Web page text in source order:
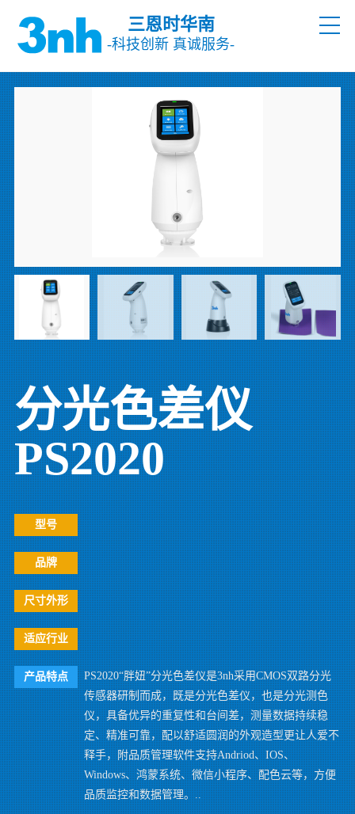
三恩时华南
-科技创新 真诚服务-
分光色差仪
PS2020
型号
品牌
尺寸外形
适应行业
产品特点
PS2020“胖妞”分光色差仪是3nh采用CMOS双路分光
传感器研制而成，既是分光色差仪，也是分光测色
仪，具备优异的重复性和台间差，测量数据持续稳
定、精准可靠，配以舒适圆润的外观造型更让人爱不
释手，附品质管理软件支持Andriod、IOS、
Windows、鸿蒙系统、微信小程序、配色云等，方便
品质监控和数据管理。..